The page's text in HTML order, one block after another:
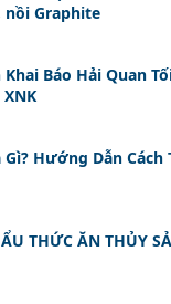
Graphite
Khai Báo Hải Quan
Gì? Hướng Dẫn Cách
THỨC ĂN THỦY